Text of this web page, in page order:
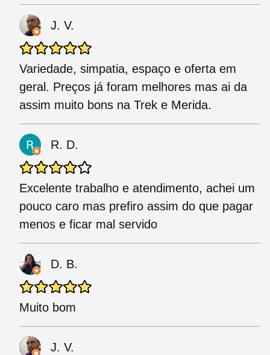
J. V.
Variedade, simpatia, espaço e oferta em
geral. Preços já foram melhores mas ai da
assim muito bons na Trek e Merida.
R. D.
Excelente trabalho e atendimento, achei um
pouco caro mas prefiro assim do que pagar
menos e ficar mal servido
D. B.
Muito bom
J. V.